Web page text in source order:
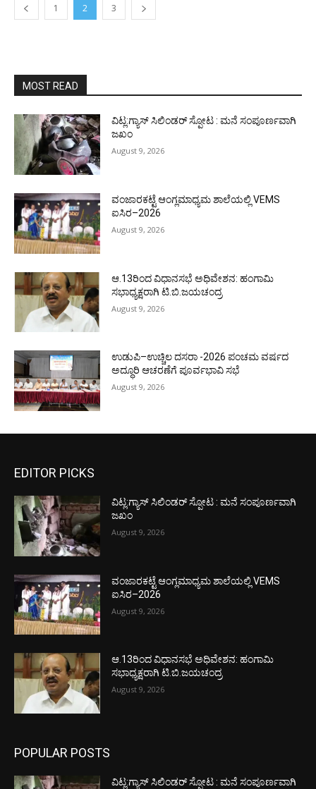
1 2 3
MOST READ
ವಿಟ್ಲ:ಗ್ಯಾಸ್ ಸಿಲಿಂಡರ್ ಸ್ಪೋಟ : ಮನೆ ಸಂಪೂರ್ಣವಾಗಿ
ಜಖಂ
August 9, 2026
ವಂಜಾರಕಟ್ಟೆ ಆಂಗ್ಲಮಾಧ್ಯಮ ಶಾಲೆಯಲ್ಲಿ VEMS
ಐಸಿರ–2026
August 9, 2026
ಆ.13ರಿಂದ ವಿಧಾನಸಭೆ ಅಧಿವೇಶನ: ಹಂಗಾಮಿ
ಸಭಾಧ್ಯಕ್ಷರಾಗಿ ಟಿ.ಬಿ.ಜಯಚಂದ್ರ
August 9, 2026
ಉಡುಪಿ–ಉಚ್ಚಿಲ ದಸರಾ -2026 ಪಂಚಮ ವರ್ಷದ
ಅದ್ಧೂರಿ ಆಚರಣೆಗೆ ಪೂರ್ವಭಾವಿ ಸಭೆ
August 9, 2026
EDITOR PICKS
ವಿಟ್ಲ:ಗ್ಯಾಸ್ ಸಿಲಿಂಡರ್ ಸ್ಪೋಟ : ಮನೆ ಸಂಪೂರ್ಣವಾಗಿ
ಜಖಂ
August 9, 2026
ವಂಜಾರಕಟ್ಟೆ ಆಂಗ್ಲಮಾಧ್ಯಮ ಶಾಲೆಯಲ್ಲಿ VEMS
ಐಸಿರ–2026
August 9, 2026
ಆ.13ರಿಂದ ವಿಧಾನಸಭೆ ಅಧಿವೇಶನ: ಹಂಗಾಮಿ
ಸಭಾಧ್ಯಕ್ಷರಾಗಿ ಟಿ.ಬಿ.ಜಯಚಂದ್ರ
August 9, 2026
POPULAR POSTS
ವಿಟ್ಲ:ಗ್ಯಾಸ್ ಸಿಲಿಂಡರ್ ಸ್ಪೋಟ : ಮನೆ ಸಂಪೂರ್ಣವಾಗಿ